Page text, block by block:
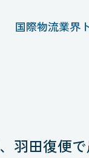
国際物流業界
羽田復便